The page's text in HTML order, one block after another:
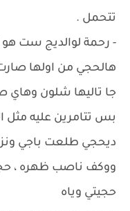
تتحمل .
- رحمة لوالديج ست
هالحجي من اولها
جا تاليها شلون وهاي
بس تتامرين عليه مثل
ديحجي طلعت باجي
ووكف ناصب ظهره ،
حجيتي وياه